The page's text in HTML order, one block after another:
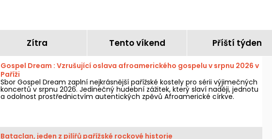
Zítra Tento víkend Příští týden
Gospel Dream : Vzrušující oslava afroamerického gospelu v srpnu 2026 v
Paříži
Sbor Gospel Dream zaplní nejkrásnější pařížské kostely pro sérii výjimečných
koncertů v srpnu 2026. Jedinečný hudební zážitek, který slaví naději, jednotu
a odolnost prostřednictvím autentických zpěvů Afroamerické církve.
Bataclan, jeden z pilířů pařížské rockové historie